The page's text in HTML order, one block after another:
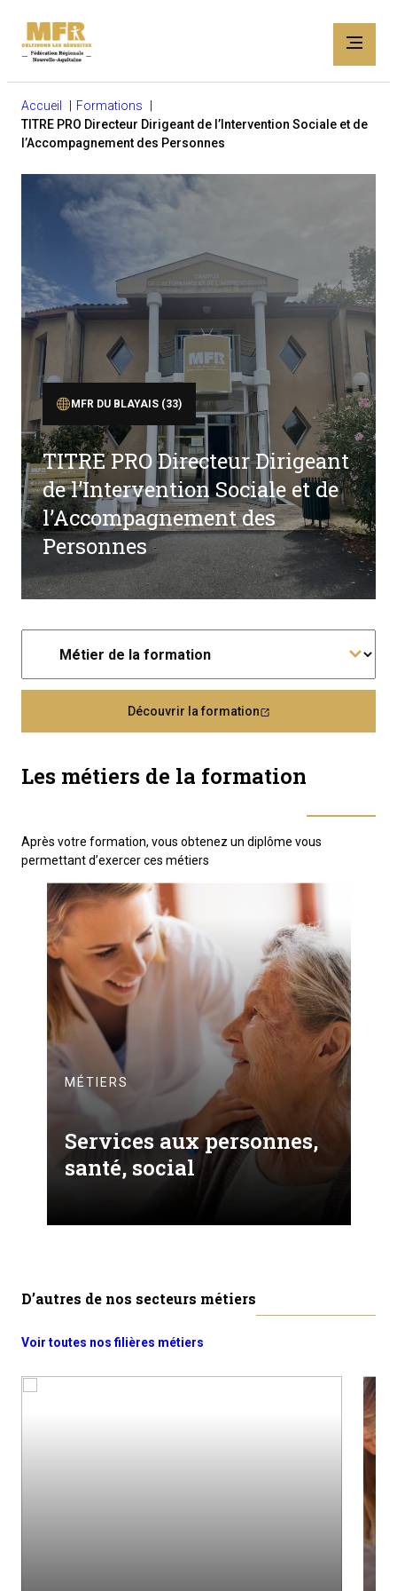
Accueil
Formations
TITRE PRO Directeur Dirigeant de l’Intervention Sociale et de
l’Accompagnement des Personnes
MFR DU BLAYAIS (33)
TITRE PRO Directeur Dirigeant
de l’Intervention Sociale et de
l’Accompagnement des
Personnes
Découvrir la formation
Les métiers de la formation
Après votre formation, vous obtenez un diplôme vous
permettant d’exercer ces métiers
MÉTIERS
Services aux personnes,
santé, social
D’autres de nos secteurs métiers
Voir toutes nos filières métiers